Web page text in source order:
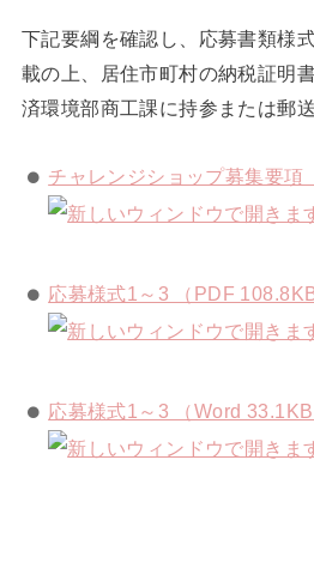
下記要綱を確認し、応募書類様
載の上、居住市町村の納税証明
済環境部商工課に持参または郵
チャレンジショップ募集要項
応募様式1～3 （PDF 108.8KB
応募様式1～3 （Word 33.1KB